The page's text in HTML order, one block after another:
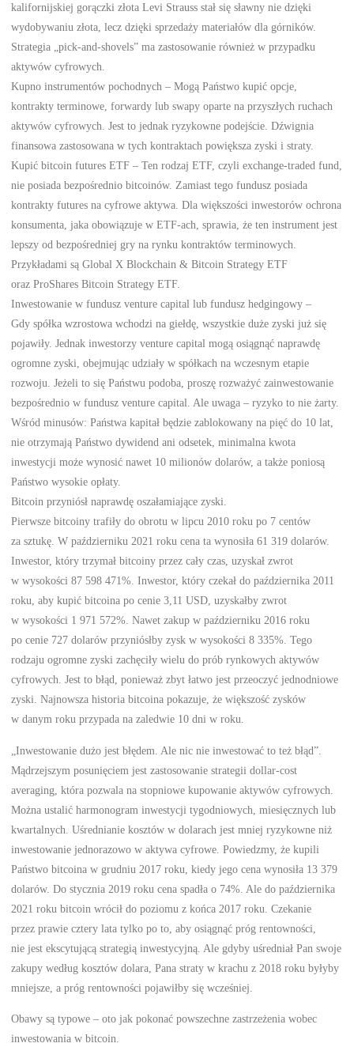
kalifornijskiej gorączki złota Levi Strauss stał się sławny nie dzięki
wydobywaniu złota, lecz dzięki sprzedaży materiałów dla górników.
Strategia „pick-and-shovels” ma zastosowanie również w przypadku
aktywów cyfrowych.
Kupno instrumentów pochodnych – Mogą Państwo kupić opcje,
kontrakty terminowe, forwardy lub swapy oparte na przyszłych ruchach
aktywów cyfrowych. Jest to jednak ryzykowne podejście. Dźwignia
finansowa zastosowana w tych kontraktach powiększa zyski i straty.
Kupić bitcoin futures ETF – Ten rodzaj ETF, czyli exchange-traded fund,
nie posiada bezpośrednio bitcoinów. Zamiast tego fundusz posiada
kontrakty futures na cyfrowe aktywa. Dla większości inwestorów ochrona
konsumenta, jaka obowiązuje w ETF-ach, sprawia, że ten instrument jest
lepszy od bezpośredniej gry na rynku kontraktów terminowych.
Przykładami są Global X Blockchain & Bitcoin Strategy ETF
oraz ProShares Bitcoin Strategy ETF.
Inwestowanie w fundusz venture capital lub fundusz hedgingowy –
Gdy spółka wzrostowa wchodzi na giełdę, wszystkie duże zyski już się
pojawiły. Jednak inwestorzy venture capital mogą osiągnąć naprawdę
ogromne zyski, obejmując udziały w spółkach na wczesnym etapie
rozwoju. Jeżeli to się Państwu podoba, proszę rozważyć zainwestowanie
bezpośrednio w fundusz venture capital. Ale uwaga – ryzyko to nie żarty.
Wśród minusów: Państwa kapitał będzie zablokowany na pięć do 10 lat,
nie otrzymają Państwo dywidend ani odsetek, minimalna kwota
inwestycji może wynosić nawet 10 milionów dolarów, a także poniosą
Państwo wysokie opłaty.
Bitcoin przyniósł naprawdę oszałamiające zyski.
Pierwsze bitcoiny trafiły do obrotu w lipcu 2010 roku po 7 centów
za sztukę. W październiku 2021 roku cena ta wynosiła 61 319 dolarów.
Inwestor, który trzymał bitcoiny przez cały czas, uzyskał zwrot
w wysokości 87 598 471%. Inwestor, który czekał do października 2011
roku, aby kupić bitcoina po cenie 3,11 USD, uzyskałby zwrot
w wysokości 1 971 572%. Nawet zakup w październiku 2016 roku
po cenie 727 dolarów przyniósłby zysk w wysokości 8 335%. Tego
rodzaju ogromne zyski zachęciły wielu do prób rynkowych aktywów
cyfrowych. Jest to błąd, ponieważ zbyt łatwo jest przeoczyć jednodniowe
zyski. Najnowsza historia bitcoina pokazuje, że większość zysków
w danym roku przypada na zaledwie 10 dni w roku.
„Inwestowanie dużo jest błędem. Ale nic nie inwestować to też błąd”.
Mądrzejszym posunięciem jest zastosowanie strategii dollar-cost
averaging, która pozwala na stopniowe kupowanie aktywów cyfrowych.
Można ustalić harmonogram inwestycji tygodniowych, miesięcznych lub
kwartalnych. Uśrednianie kosztów w dolarach jest mniej ryzykowne niż
inwestowanie jednorazowo w aktywa cyfrowe. Powiedzmy, że kupili
Państwo bitcoina w grudniu 2017 roku, kiedy jego cena wynosiła 13 379
dolarów. Do stycznia 2019 roku cena spadła o 74%. Ale do października
2021 roku bitcoin wrócił do poziomu z końca 2017 roku. Czekanie
przez prawie cztery lata tylko po to, aby osiągnąć próg rentowności,
nie jest ekscytującą strategią inwestycyjną. Ale gdyby uśredniał Pan swoje
zakupy według kosztów dolara, Pana straty w krachu z 2018 roku byłyby
mniejsze, a próg rentowności pojawiłby się wcześniej.
Obawy są typowe – oto jak pokonać powszechne zastrzeżenia wobec
inwestowania w bitcoin.